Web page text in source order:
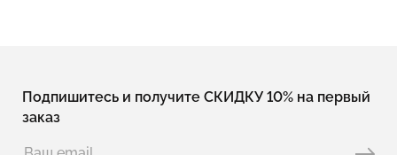
Подпишитесь и получите СКИДКУ 10% на первый
заказ